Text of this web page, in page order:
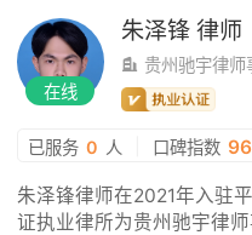
在线
朱泽锋 律师
贵州驰宇律师
已服务 0 人 口碑指数
朱泽锋律师在2021年入驻
证执业律所为贵州驰宇律